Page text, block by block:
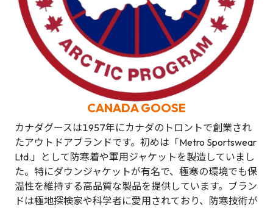
CANADA GOOSE
カナダグースは1957年にカナダのトロントで創業され
たアウトドアブランドです。初めは「Metro Sportswear
Ltd.」として防寒着や軍用ジャケットを製造していまし
た。特にダウンジャケットが有名で、極寒の環境でも保
温性を維持する高品質な製品を提供しています。ブラン
ドは極地探検家や科学者に愛用されており、防寒技術が